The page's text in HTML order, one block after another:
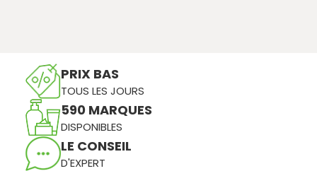
PRIX BAS
TOUS LES JOURS
590 MARQUES
DISPONIBLES
LE CONSEIL
D'EXPERT